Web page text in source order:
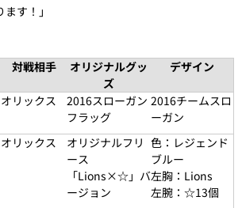
す！」
対戦相手
オリジナルグッ
ズ
デザイン
オリックス
2016スローガン
フラッグ
2016チームスロ
ーガン
オリックス
オリジナルフリ
ース
「Lions×☆」バ
ージョン
色：レジェンド
ブルー
左胸：Lions
左腕：☆13個